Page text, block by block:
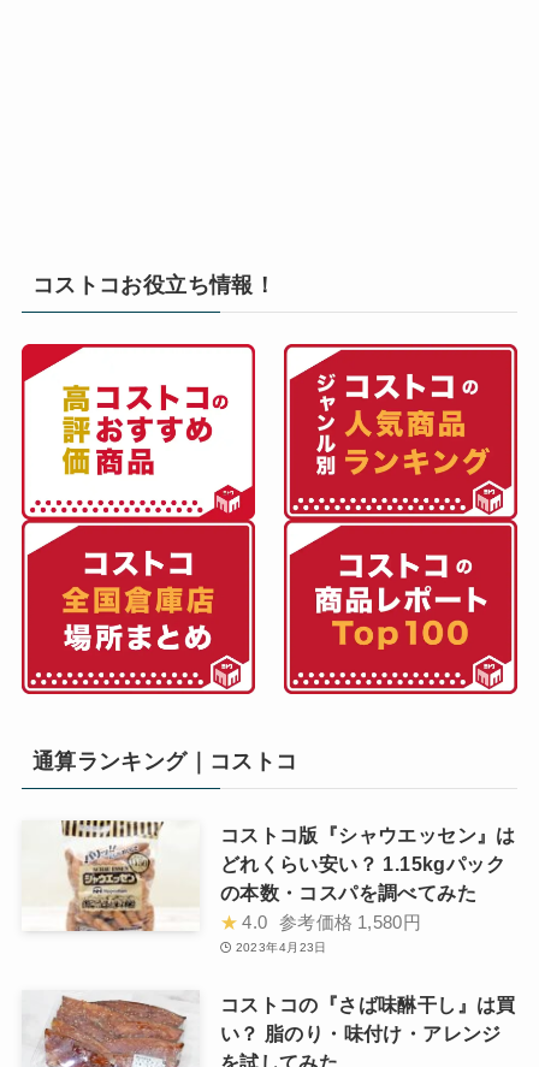
コストコお役立ち情報！
通算ランキング｜コストコ
コストコ版『シャウエッセン』は
どれくらい安い？ 1.15kgパック
の本数・コスパを調べてみた
★ 4.0 参考価格 1,580円
2023年4月23日
コストコの『さば味醂干し』は買
い？ 脂のり・味付け・アレンジ
を試してみた